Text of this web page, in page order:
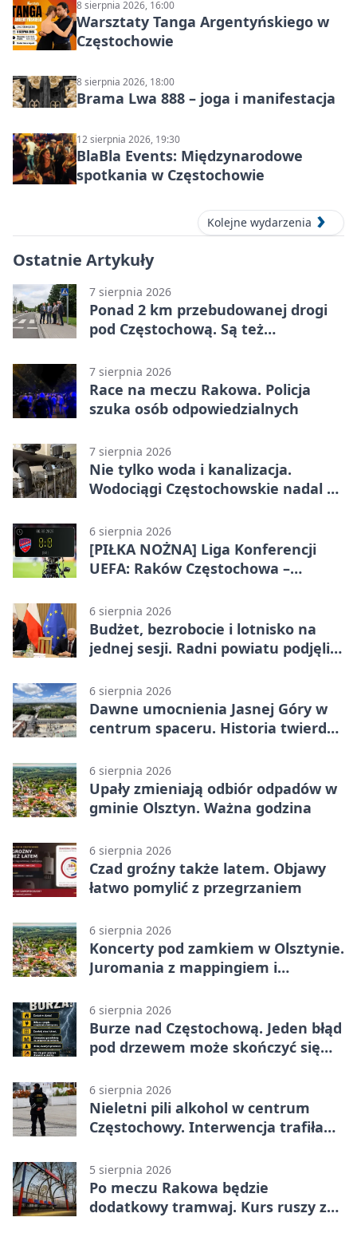
8 sierpnia 2026, 16:00
Warsztaty Tanga Argentyńskiego w
Częstochowie
8 sierpnia 2026, 18:00
Brama Lwa 888 – joga i manifestacja
12 sierpnia 2026, 19:30
BlaBla Events: Międzynarodowe
spotkania w Częstochowie
Kolejne wydarzenia
Ostatnie Artykuły
7 sierpnia 2026
Ponad 2 km przebudowanej drogi
pod Częstochową. Są też
7 sierpnia 2026
Race na meczu Rakowa. Policja
szuka osób odpowiedzialnych
7 sierpnia 2026
Nie tylko woda i kanalizacja.
Wodociągi Częstochowskie nadal w
6 sierpnia 2026
[PIŁKA NOŻNA] Liga Konferencji
UEFA: Raków Częstochowa –
meczu III rundy eliminacji
6 sierpnia 2026
Budżet, bezrobocie i lotnisko na
jednej sesji. Radni powiatu podjęli
6 sierpnia 2026
Dawne umocnienia Jasnej Góry w
centrum spaceru. Historia twierdzy
6 sierpnia 2026
Upały zmieniają odbiór odpadów w
gminie Olsztyn. Ważna godzina
6 sierpnia 2026
Czad groźny także latem. Objawy
łatwo pomylić z przegrzaniem
6 sierpnia 2026
Koncerty pod zamkiem w Olsztynie.
Juromania z mappingiem i
6 sierpnia 2026
Burze nad Częstochową. Jeden błąd
pod drzewem może skończyć się
6 sierpnia 2026
Nieletni pili alkohol w centrum
Częstochowy. Interwencja trafiła
5 sierpnia 2026
Po meczu Rakowa będzie
dodatkowy tramwaj. Kurs ruszy ze